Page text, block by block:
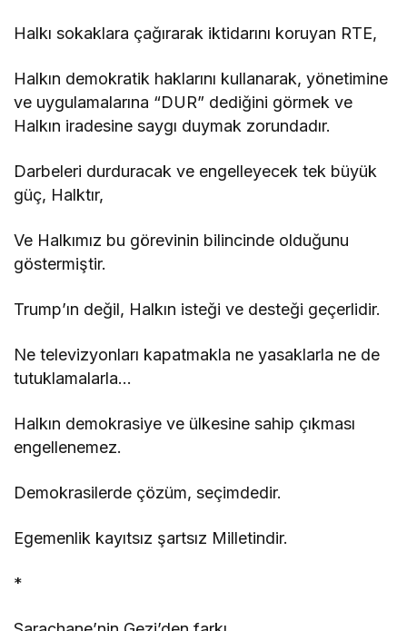
Halkı sokaklara çağırarak iktidarını koruyan RTE,
Halkın demokratik haklarını kullanarak, yönetimine
ve uygulamalarına “DUR” dediğini görmek ve
Halkın iradesine saygı duymak zorundadır.
Darbeleri durduracak ve engelleyecek tek büyük
güç, Halktır,
Ve Halkımız bu görevinin bilincinde olduğunu
göstermiştir.
Trump’ın değil, Halkın isteği ve desteği geçerlidir.
Ne televizyonları kapatmakla ne yasaklarla ne de
tutuklamalarla…
Halkın demokrasiye ve ülkesine sahip çıkması
engellenemez.
Demokrasilerde çözüm, seçimdedir.
Egemenlik kayıtsız şartsız Milletindir.
*